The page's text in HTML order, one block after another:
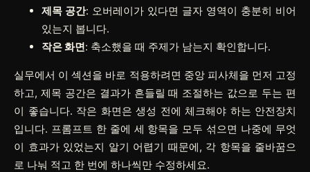
제목 공간: 오버레이가 있다면 글자 영역이 충분히 비어
있는지 봅니다.
작은 화면: 축소했을 때 주제가 남는지 확인합니다.
실무에서 이 섹션을 바로 적용하려면 중앙 피사체을 먼저 고정
하고, 제목 공간은 결과가 흔들릴 때 조절하는 값으로 두는 편
이 좋습니다. 작은 화면은 생성 전에 체크해야 하는 안전장치
입니다. 프롬프트 한 줄에 세 항목을 모두 섞으면 나중에 무엇
이 효과가 있었는지 알기 어렵기 때문에, 각 항목을 줄바꿈으
로 나눠 적고 한 번에 하나씩만 수정하세요.